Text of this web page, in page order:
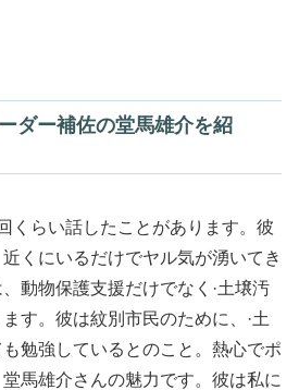
ダー補佐の堂馬雄介を紹
くらい話したことがあります。彼
くにいるだけでヤル気が湧いてき
動物保護支援だけでなく·土壌汚
す。彼は紋別市民のために、·土
勉強しているとのこと。熱心でポ
馬雄介さんの魅力です。彼は私に